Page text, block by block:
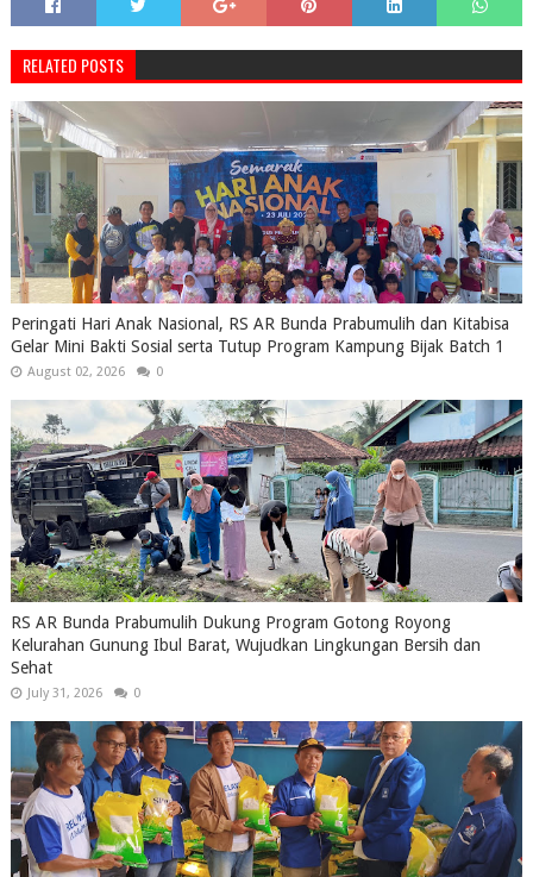
RELATED POSTS
Peringati Hari Anak Nasional, RS AR Bunda Prabumulih dan Kitabisa
Gelar Mini Bakti Sosial serta Tutup Program Kampung Bijak Batch 1
August 02, 2026 0
RS AR Bunda Prabumulih Dukung Program Gotong Royong
Kelurahan Gunung Ibul Barat, Wujudkan Lingkungan Bersih dan
Sehat
July 31, 2026 0